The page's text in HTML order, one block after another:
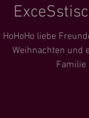
HoHoHo liebe
Weihnachten und
Familie